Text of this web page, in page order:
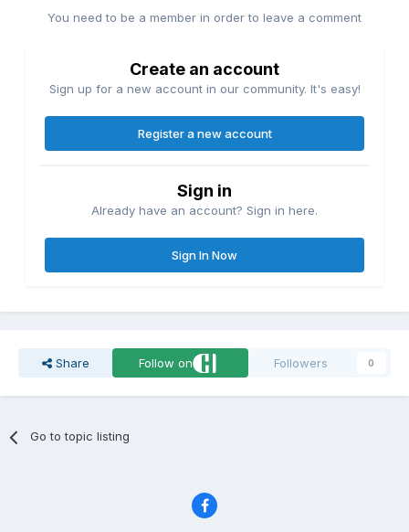
You need to be a member in order to leave a comment
Create an account
Sign up for a new account in our community. It's easy!
Register a new account
Sign in
Already have an account? Sign in here.
Sign In Now
Share Follow on Followers 0
Go to topic listing